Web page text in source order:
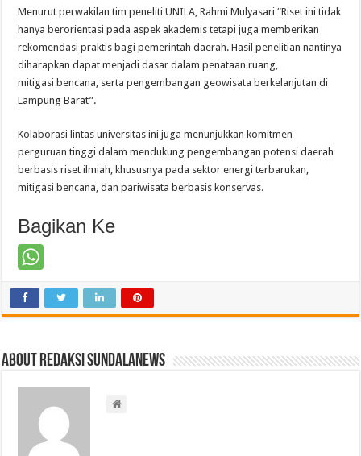
Menurut perwakilan tim peneliti UNILA, Rahmi Mulyasari “Riset ini tidak
hanya berorientasi pada aspek akademis tetapi juga memberikan
rekomendasi praktis bagi pemerintah daerah. Hasil penelitian nantinya
diharapkan dapat menjadi dasar dalam penataan ruang,
mitigasi bencana, serta pengembangan geowisata berkelanjutan di
Lampung Barat”.
Kolaborasi lintas universitas ini juga menunjukkan komitmen
perguruan tinggi dalam mendukung pengembangan potensi daerah
berbasis riset ilmiah, khususnya pada sektor energi terbarukan,
mitigasi bencana, dan pariwisata berbasis konservas.
Bagikan Ke
About Redaksi Sundalanews